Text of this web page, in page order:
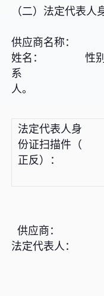
（二）法定代表人
供应商
姓名： 性
系 (供应商
人。
法定代表人身
份证扫描件（
正反）：
供应商： （
法定代表人：
年